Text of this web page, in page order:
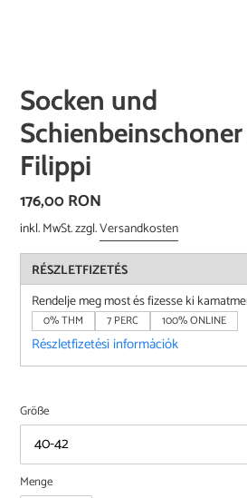
Socken und
Filippi
Normaler
Preis
176,00 RON
inkl. MwSt. zzgl.Versandkosten
RÉSZLETFIZETÉS
Rendelje meg most és fizesse ki
0% THM 7 PERC 100% ONLINE
Részletfizetési információk
Größe
Menge